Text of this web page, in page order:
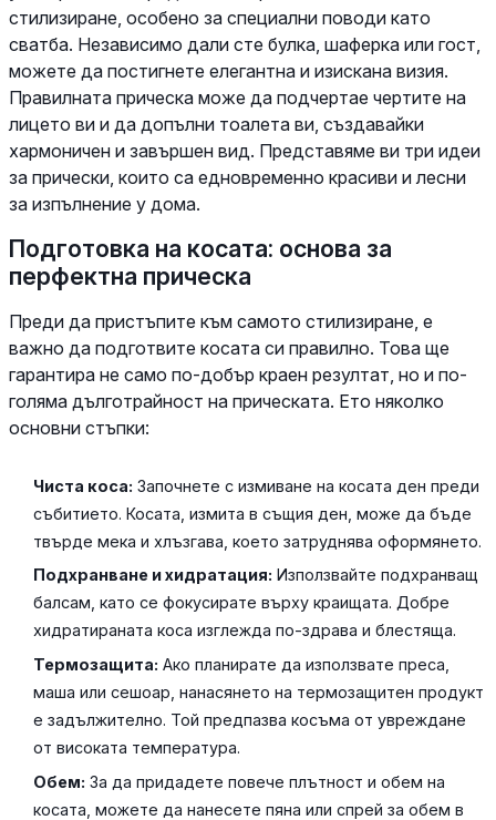
стилизиране, особено за специални поводи като
сватба. Независимо дали сте булка, шаферка или гост,
можете да постигнете елегантна и изискана визия.
Правилната прическа може да подчертае чертите на
лицето ви и да допълни тоалета ви, създавайки
хармоничен и завършен вид. Представяме ви три идеи
за прически, които са едновременно красиви и лесни
за изпълнение у дома.
Подготовка на косата: основа за
перфектна прическа
Преди да пристъпите към самото стилизиране, е
важно да подготвите косата си правилно. Това ще
гарантира не само по-добър краен резултат, но и по-
голяма дълготрайност на прическата. Ето няколко
основни стъпки:
Чиста коса: Започнете с измиване на косата ден преди
събитието. Косата, измита в същия ден, може да бъде
твърде мека и хлъзгава, което затруднява оформянето.
Подхранване и хидратация: Използвайте подхранващ
балсам, като се фокусирате върху краищата. Добре
хидратираната коса изглежда по-здрава и блестяща.
Термозащита: Ако планирате да използвате преса,
маша или сешоар, нанасянето на термозащитен продукт
е задължително. Той предпазва косъма от увреждане
от високата температура.
Обем: За да придадете повече плътност и обем на
косата, можете да нанесете пяна или спрей за обем в